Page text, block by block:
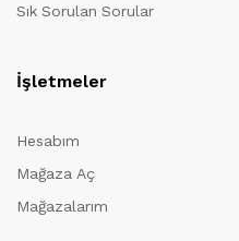
Sık Sorulan Sorular
İşletmeler
Hesabım
Mağaza Aç
Mağazalarım